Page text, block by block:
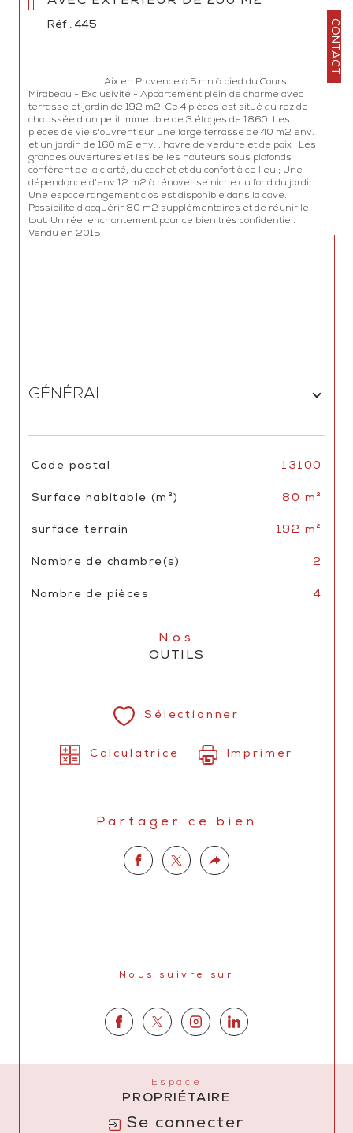
CONTACT
Réf : 445
Mirabeau - Exclusivité - Appartement plein de charme avec
terrasse et jardin de 192 m2. Ce 4 pièces est situé au rez de
chaussée d'un petit immeuble de 3 étages de 1860. Les
pièces de vie s'ouvrent sur une large terrasse de 40 m2 env.
et un jardin de 160 m2 env. , havre de verdure et de paix ; Les
grandes ouvertures et les belles hauteurs sous plafonds
confèrent de la clarté, du cachet et du confort à ce lieu ; Une
dépendance d'env.12 m2 à rénover se niche au fond du jardin.
Une espace rangement clos est disponible dans la cave.
Possibilité d'acquérir 80 m2 supplémentaires et de réunir le
tout. Un réel enchantement pour ce bien très confidentiel.
Vendu en 2015
GÉNÉRAL
TRAD_SIROCCO_Caracteristique
Code postal 13100
Surface habitable (m²) 80 m²
surface terrain 192 m²
Nombre de chambre(s) 2
Nombre de pièces 4
Nos
OUTILS
Sélectionner
Calculatrice Imprimer
Partager ce bien
Nous suivre sur
Espace
PROPRIÉTAIRE
Se connecter